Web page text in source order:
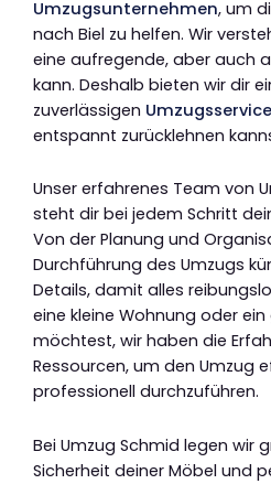
Umzugsunternehmen, um
nach Biel zu helfen. Wir
eine aufregende, aber auch
kann. Deshalb bieten wir dir
zuverlässigen Umzugsservice
entspannt zurücklehnen
Unser erfahrenes Team von
steht dir bei jedem Schritt
Von der Planung und
Durchführung des Umzugs
Details, damit alles
eine kleine Wohnung oder
möchtest, wir haben die
Ressourcen, um den Umzug
professionell durchzuführen.
Bei Umzug Schmid legen wir
Sicherheit deiner Möbel und